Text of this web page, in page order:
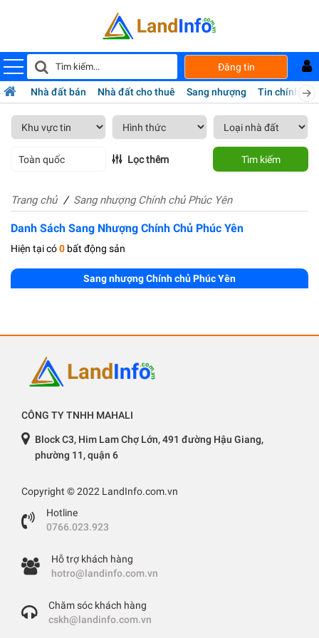
Đăng tin
Nhà đất bán Nhà đất cho thuê Sang nhượng Tin chính chủ
Toàn quốc Lọc thêm Tìm kiếm
Trang chủ Sang nhượng Chính chủ Phúc Yên
Danh Sách Sang Nhượng Chính Chủ Phúc Yên
Hiện tại có0 bất động sản
Sang nhượng Chính chủ Phúc Yên
CÔNG TY TNHH MAHALI
Block C3, Him Lam Chợ Lớn, 491 đường Hậu Giang,
phường 11, quận 6
Copyright © 2022 LandInfo.com.vn
Hotline
0766.023.923
Hỗ trợ khách hàng
hotro@landinfo.com.vn
Chăm sóc khách hàng
cskh@landinfo.com.vn